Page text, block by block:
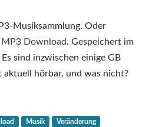
Musiksammlung. Oder
Download. Gespeichert im
sind inzwischen einige GB
aktuell hörbar, und was nicht?
Musik Veränderung